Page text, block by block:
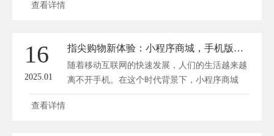
查看详情
16
2025.01
指尖购物新体验：小程序商城，手机版块的时尚购物乐园
随着移动互联网的快速发展，人们的生活越来越
离不开手机。在这个时代背景下，小程序商城
应...
查看详情